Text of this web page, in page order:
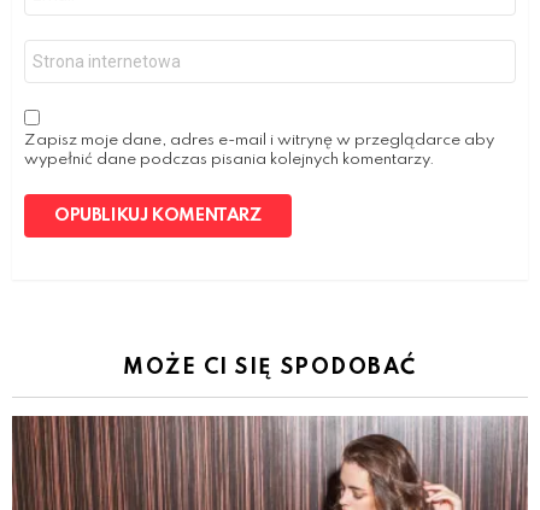
internetowa
Zapisz moje dane, adres e-mail i witrynę w przeglądarce aby
wypełnić dane podczas pisania kolejnych komentarzy.
MOŻE CI SIĘ SPODOBAĆ